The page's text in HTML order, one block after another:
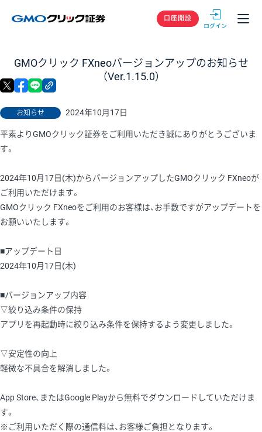
GMOクリック
口座開設
GMOクリック FXneoバージョンアップのお知らせ
（Ver.1.15.0）
お知らせ 2024年10月17日
X facebook
平素よりGMOクリック証券をご利用いただき誠にありがとうございま
す。
2024年10月17日(木)からバージョンアップしたGMOクリック FXneoが
ご利用いただけます。
GMOクリック FXneoをご利用のお客様は、お手数ですがアップデートを
お願いいたします。
■アップデート日
2024年10月17日(木)
■バージョンアップ内容
▽絞り込み条件の保持
アプリを再起動時に絞り込み条件を保持するよう変更しました。
▽安定性の向上
軽微な不具合を解消しました。
App Store、またはGoogle Playから無料でダウンロードしていただけま
す。
※ご利用いただく際の通信料は、お客様ご負担となります。